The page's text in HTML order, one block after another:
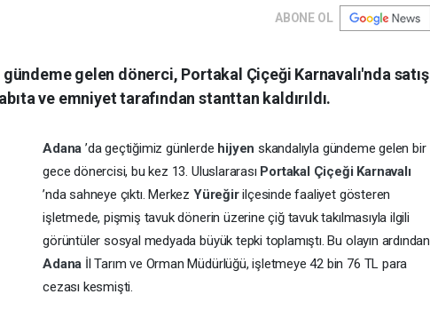
ABONE OL
gelen dönerci, Portakal Çiçeği Karnavalı'nda satış
ve emniyet tarafından stanttan kaldırıldı.
Adana ’da geçtiğimiz günlerde hijyen skandalıyla gündeme gelen bir
gece dönercisi, bu kez 13. Uluslararası Portakal Çiçeği Karnavalı
’nda sahneye çıktı. Merkez Yüreğirilçesinde faaliyet gösteren
işletmede, pişmiş tavuk dönerin üzerine çiğ tavuk takılmasıyla ilgili
görüntüler sosyal medyada büyük tepki toplamıştı. Bu olayın ardından
Adana İl Tarım ve Orman Müdürlüğü, işletmeye 42 bin 76 TL para
cezası kesmişti.